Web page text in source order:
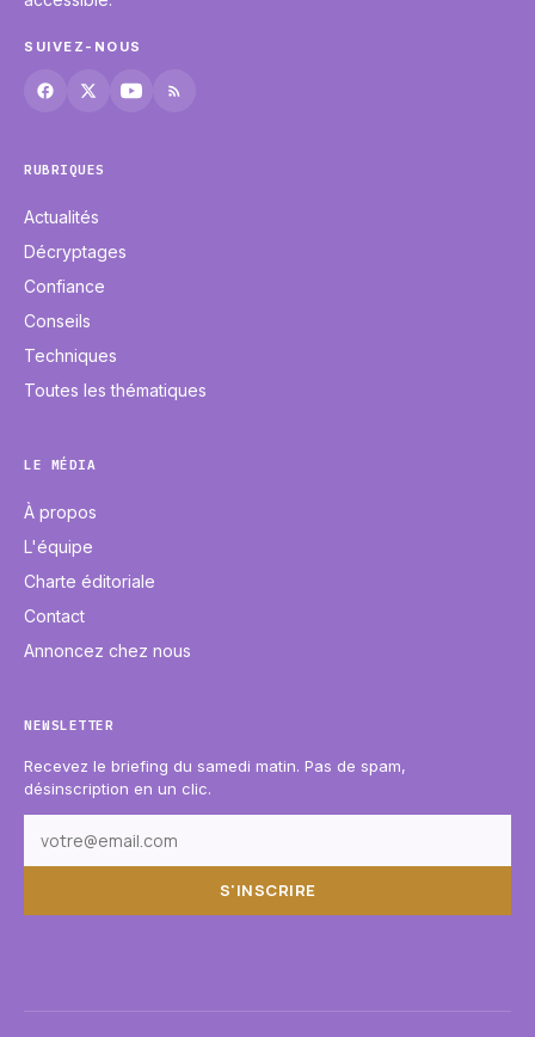
SUIVEZ-NOUS
RUBRIQUES
Actualités
Décryptages
Confiance
Conseils
Techniques
Toutes les thématiques
LE MÉDIA
À propos
L'équipe
Charte éditoriale
Contact
Annoncez chez nous
NEWSLETTER
Recevez le briefing du samedi matin. Pas de spam,
désinscription en un clic.
S'INSCRIRE